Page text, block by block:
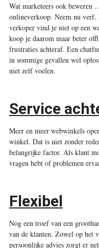
Wat marketeers ook bewe­r­en
onlineverkoop. Neem nu verf.
verkoper vind je niet op een
koop je daarom maar beter
frustraties achteraf. Een
in sommige gevallen wel
niet zelf voelen.
Service
Meer en meer webwinkels
winkel. Dat is niet zonder
belangrijke factor. Als klant
vragen hebt of problemen
Flexibel
Nog een troef van een
van de klanten. Zowel op het
persoonlijke advies zorgt er